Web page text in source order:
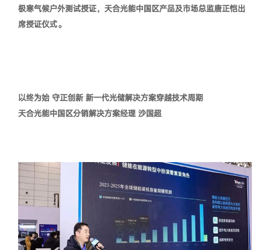
极寒气候户外测试授证，天合光能中国区产品及市场总监唐正恺出
席授证仪式。
以终为始 守正创新 新一代光储解决方案穿越技术周期
天合光能中国区分销解决方案经理 沙国超